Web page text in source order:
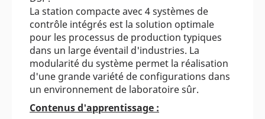
La station compacte avec 4 systèmes de
contrôle intégrés est la solution optimale
pour les processus de production typiques
dans un large éventail d'industries. La
modularité du système permet la réalisation
d'une grande variété de configurations dans
un environnement de laboratoire sûr.
Contenus d'apprentissage :